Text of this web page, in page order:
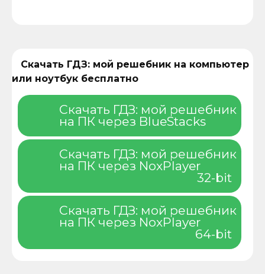
Скачать ГДЗ: мой решебник на компьютер
или ноутбук бесплатно
Скачать ГДЗ: мой решебник
на ПК через BlueStacks
Скачать ГДЗ: мой решебник
на ПК через NoxPlayer
32-bit
Скачать ГДЗ: мой решебник
на ПК через NoxPlayer
64-bit